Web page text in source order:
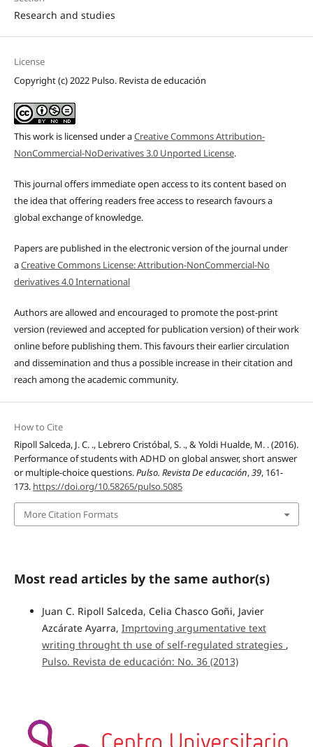
Research and studies
License
Copyright (c) 2022 Pulso. Revista de educación
This work is licensed under aCreative Commons Attribution-
NonCommercial-NoDerivatives 3.0 Unported License.
This journal offers immediate open access to its content based on
the idea that offering readers free access to research favours a
global exchange of knowledge.
Papers are published in the electronic version of the journal under
aCreative Commons License: Attribution-NonCommercial-No
derivatives 4.0 International
Authors are allowed and encouraged to promote the post-print
version (reviewed and accepted for publication version) of their work
online before publishing them. This favours their earlier circulation
and dissemination and thus a possible increase in their citation and
reach among the academic community.
How to Cite
Ripoll Salceda, J. C. ., Lebrero Cristóbal, S. ., & Yoldi Hualde, M. . (2016).
Performance of students with ADHD on global answer, short answer
or multiple-choice questions.Pulso. Revista De educación,39, 161-
173. https://doi.org/10.58265/pulso.5085
More Citation Formats
Most read articles by the same author(s)
Juan C. Ripoll Salceda, Celia Chasco Goñi, Javier
Azcárate Ayarra, Imprtoving argumentative text
writing throught th use of self-regulated strategies ,
Pulso. Revista de educación: No. 36 (2013)